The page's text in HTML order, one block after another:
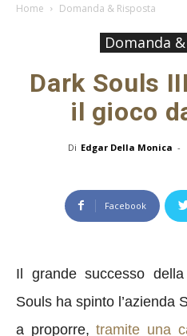
Home Domanda & Risposta
Domanda
Dark Souls
il gioco
Di Edgar Della Monica -
Facebook
Il grande successo
Souls ha spinto l’azienda
a proporre,tramite una